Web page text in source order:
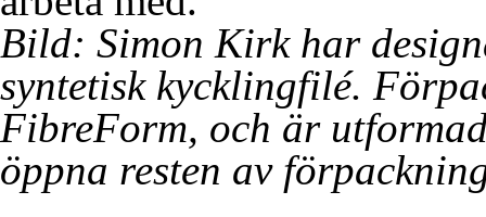
Bild: Simon Kirk har
syntetisk kycklingfilé.
FibreForm, och är
öppna resten av